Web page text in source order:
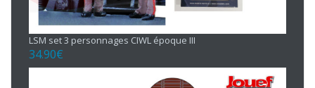
LSM set 3 personnages CIWL époque III
34.90€